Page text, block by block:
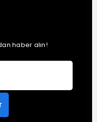
haber alın!